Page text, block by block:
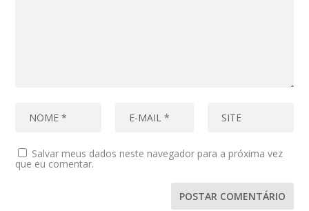
Salvar meus dados neste navegador para a próxima vez
que eu comentar.